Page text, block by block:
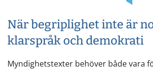
När begriplighet inte är
klarspråk och demokrati
Myndighetstexter behöver både vara